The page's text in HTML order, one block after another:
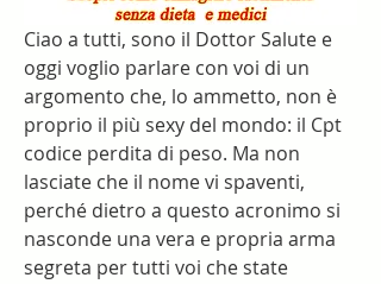
Ciao a tutti, sono il Dottor Salute e
oggi voglio parlare con voi di un
argomento che, lo ammetto, non è
proprio il più sexy del mondo: il Cpt
codice perdita di peso. Ma non
lasciate che il nome vi spaventi,
perché dietro a questo acronimo si
nasconde una vera e propria arma
segreta per tutti voi che state